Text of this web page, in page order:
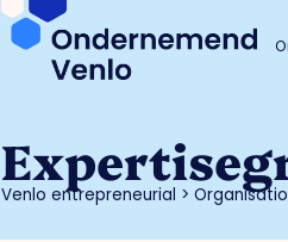
Venlo entrepreneurial >